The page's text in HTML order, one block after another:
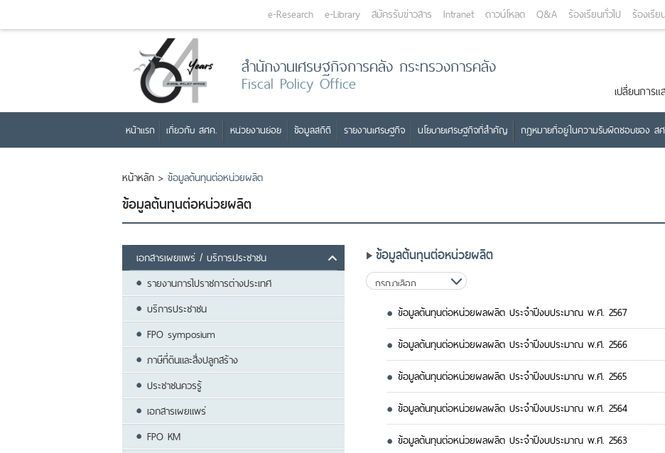
e-Research e-Library สมัครรับข่าวสาร Intranet ดาวน์โหลด Q&A ร้องเรียนทั่วไป ร้องเรี
สำนักงานเศรษฐกิจการคลัง กระทรวงการคลัง
Fiscal Policy Office เปลี่ยนการ
หน้าแรก เกี่ยวกับ สศค. หน่วยงานย่อย ข้อมูลสถิติ รายงานเศรษฐกิจ นโยบายเศรษฐกิจที่สำคัญ กฎหมายที่อยู่ในความรับผิดชอบของ ส
หน้าหลัก > ข้อมูลต้นทุนต่อหน่วยผลิต
ข้อมูลต้นทุนต่อหน่วยผลิต
เอกสารเผยแพร่ / บริการประชาชน
รายงานการไปราชการต่างประเทศ
บริการประชาชน
FPO symposium
ภาษีที่ดินและสิ่งปลูกสร้าง
ประชาชนควรรู้
เอกสารเผยแพร่
FPO KM
ข้อมูลต้นทุนต่อหน่วยผลิต
ข้อมูลต้นทุนต่อหน่วยผลผลิต ประจำปีงบประมาณ พ.ศ. 2567
ข้อมูลต้นทุนต่อหน่วยผลผลิต ประจำปีงบประมาณ พ.ศ. 2566
ข้อมูลต้นทุนต่อหน่วยผลผลิต ประจำปีงบประมาณ พ.ศ. 2565
ข้อมูลต้นทุนต่อหน่วยผลผลิต ประจำปีงบประมาณ พ.ศ. 2564
ข้อมูลต้นทุนต่อหน่วยผลผลิต ประจำปีงบประมาณ พ.ศ. 2563